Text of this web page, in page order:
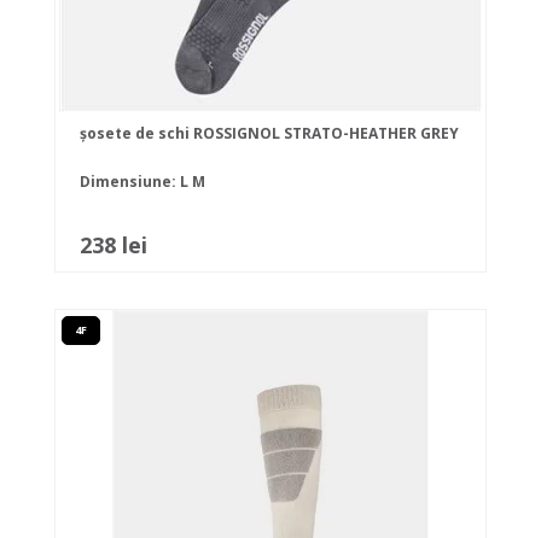
șosete de schi ROSSIGNOL STRATO-HEATHER GREY
Dimensiune: L M
238 lei
4F